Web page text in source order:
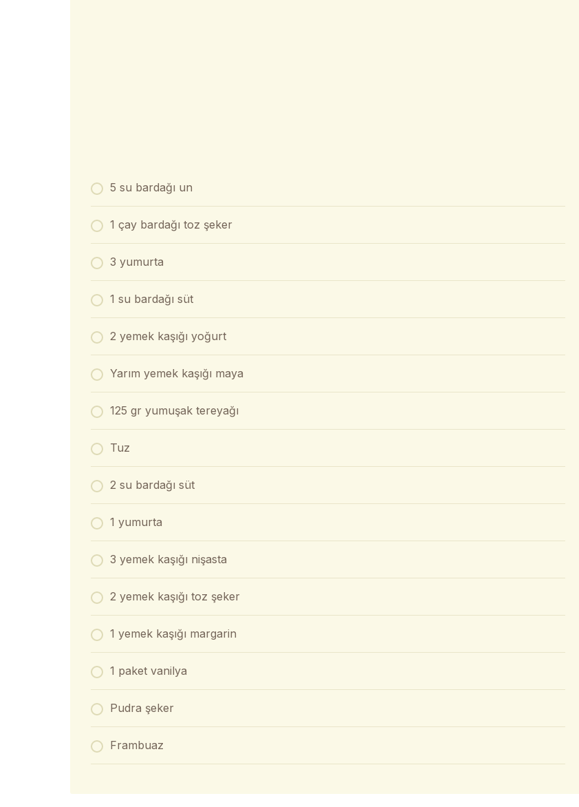
5 su bardağı un
1 çay bardağı toz şeker
3 yumurta
1 su bardağı süt
2 yemek kaşığı yoğurt
Yarım yemek kaşığı maya
125 gr yumuşak tereyağı
Tuz
2 su bardağı süt
1 yumurta
3 yemek kaşığı nişasta
2 yemek kaşığı toz şeker
1 yemek kaşığı margarin
1 paket vanilya
Pudra şeker
Frambuaz